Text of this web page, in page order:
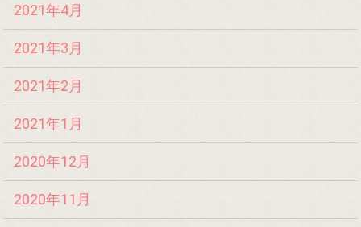
2021年4月
2021年3月
2021年2月
2021年1月
2020年12月
2020年11月